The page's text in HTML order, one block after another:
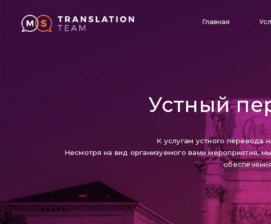
Главная
Устный
К услугам устного перевода
Несмотря на вид организуемого вами мероприятия,